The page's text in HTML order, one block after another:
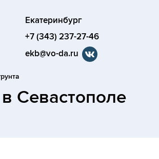
Екатеринбург
+7 (343) 237-27-46
ekb@vo-da.ru
в Севастополе